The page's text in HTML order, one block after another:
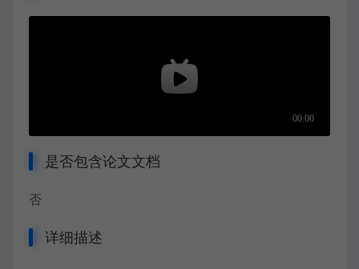
是否包含论文文档
否
详细描述